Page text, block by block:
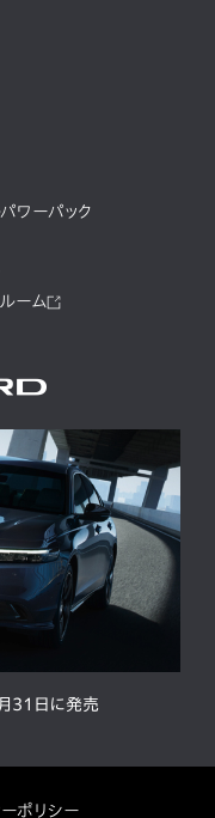
ワーパック
ーム
31日に発売
ポリシー